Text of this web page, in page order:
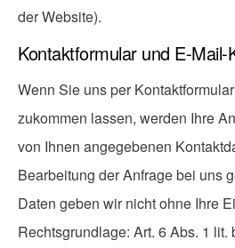
der Website).
Kontaktformular und E-Mail-
Wenn Sie uns per
zukommen lassen, werden Ihre
von Ihnen angegebenen
Bearbeitung der Anfrage bei uns
Daten geben wir nicht ohne Ihre
Rechtsgrundlage: Art. 6 Abs. 1 lit.